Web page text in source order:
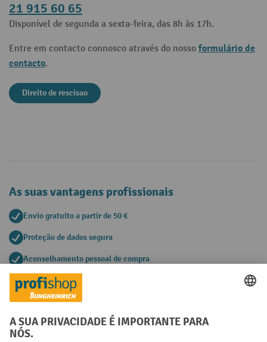
21 915 60 65
Disponível de segunda a sexta-feira, das 8h às 17h.
Entre em contacto connosco através do nosso formulário de
contacto.
Direito de rescisao
As suas vantagens profissionais
Envio gratuito a partir de 50 €
Proteção de dados segura
Aconselhamento pessoal de compra
Métodos de pagamento